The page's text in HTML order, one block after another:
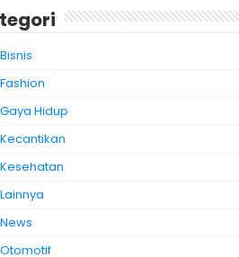
Bisnis
Fashion
Gaya Hidup
Kecantikan
Kesehatan
Lainnya
News
Otomotif